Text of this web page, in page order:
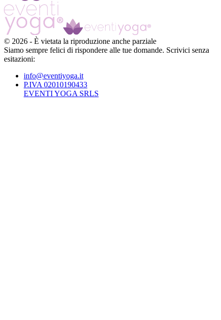
© 2026 - È vietata la riproduzione anche parziale
Siamo sempre felici di rispondere alle tue domande. Scrivici senza
esitazioni:
info@eventiyoga.it
P.IVA 02010190433
EVENTI YOGA SRLS